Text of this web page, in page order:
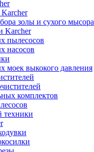
золы и сухого мысора
Karcher
пылесосов
насосов
моек выкокого давления
комплектов
техники